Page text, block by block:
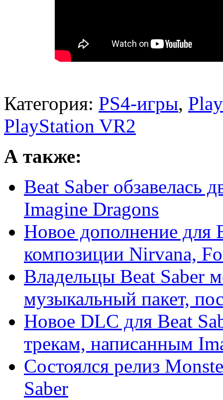
Категория: PS4-игры,
PlayStation VR2
А также:
Beat Saber обзавелась
Imagine Dragons
Новое дополнение для
композиции Nirvana,
Владельцы Beat Saber
музыкальный пакет,
Новое DLC для Beat
трекам, написанным
Состоялся релиз
Saber